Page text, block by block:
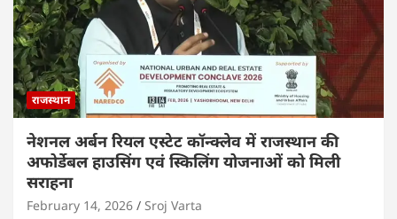
राजस्थान
नेशनल अर्बन रियल एस्टेट कॉन्क्लेव में राजस्थान की
अफोर्डेबल हाउसिंग एवं स्किलिंग योजनाओं को मिली
सराहना
February 14, 2026 Sroj Varta